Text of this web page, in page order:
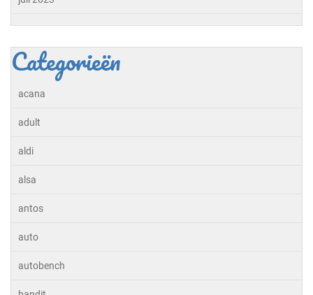
Categorieën
acana
adult
aldi
alsa
antos
auto
autobench